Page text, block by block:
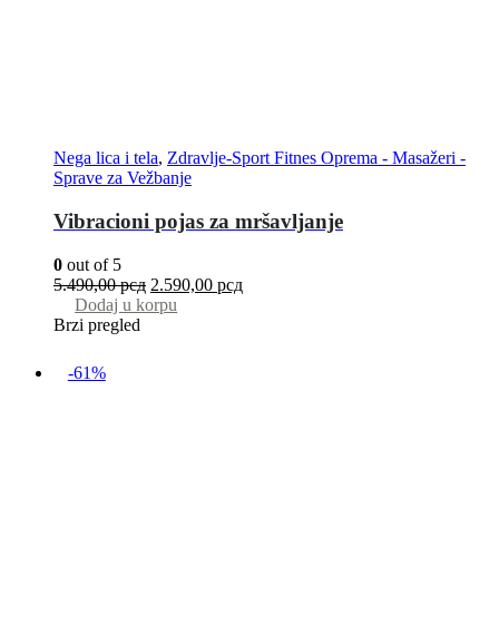
Nega lica i tela, Zdravlje-Sport Fitnes Oprema - Masažeri -
Sprave za Vežbanje
Vibracioni pojas za mršavljanje
0 out of 5
5.490,00рсд 2.590,00 рсд
Dodaj u korpu
Brzi pregled
-61%